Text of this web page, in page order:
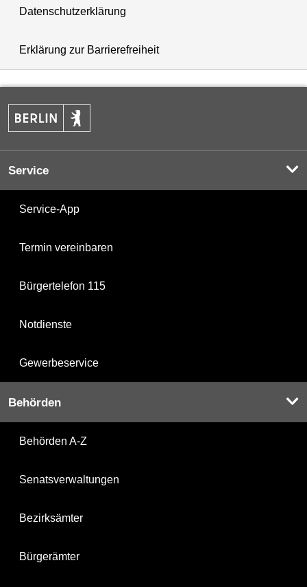
Datenschutzerklärung
Erklärung zur Barrierefreiheit
Service
Service-App
Termin vereinbaren
Bürgertelefon 115
Notdienste
Gewerbeservice
Behörden
Behörden A-Z
Senatsverwaltungen
Bezirksämter
Bürgerämter